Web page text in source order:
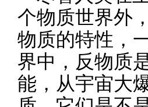
个物质世界外
物质的特性，
界中，反物质
能，从宇宙大